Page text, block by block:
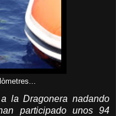
la Dragonera nadando
participado unos 94